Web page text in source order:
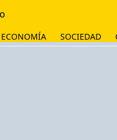
ECONOMÍA SOCIEDAD